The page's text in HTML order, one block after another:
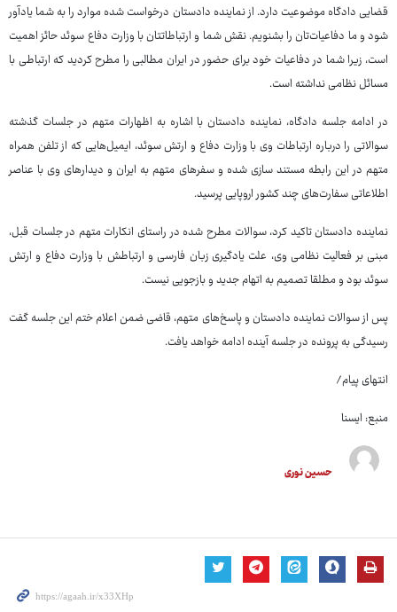
قضایی دادگاه موضوعیت دارد. از نماینده دادستان درخواست شده موارد را به شما یادآور
شود و ما دفاعیات‌تان را بشنویم. نقش شما و ارتباطاتتان با وزارت دفاع سوئد حائز اهمیت
است، زیرا شما در دفاعیات خود برای حضور در ایران مطالبی را مطرح کردید که ارتباطی با
مسائل نظامی نداشته است.
در ادامه جلسه دادگاه، نماینده دادستان با اشاره به اظهارات متهم در جلسات گذشته
سوالاتی را درباره ارتباطات وی با وزارت دفاع و ارتش سوئد، ایمیل‌هایی که از تلفن همراه
متهم در این رابطه مستند سازی شده و سفرهای متهم به ایران و دیدارهای وی با عناصر
اطلاعاتی سفارت‌های چند کشور اروپایی پرسید.
نماینده دادستان تاکید کرد، سوالات مطرح شده در راستای انکارات متهم در جلسات قبل،
مبنی بر فعالیت نظامی وی، علت یادگیری زبان فارسی و ارتباطش با وزارت دفاع و ارتش
سوئد بود و مطلقا تصمیم به اتهام جدید و بازجویی نیست.
پس از سوالات نماینده دادستان و پاسخ‌های متهم، قاضی ضمن اعلام ختم این جلسه گفت
رسیدگی به پرونده در جلسه آینده ادامه خواهد یافت.
انتهای پیام/
منبع: ایسنا
حسین نوری